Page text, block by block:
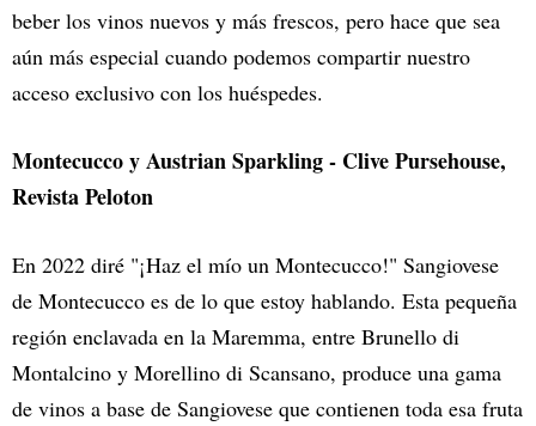
beber los vinos nuevos y más frescos, pero hace que sea
aún más especial cuando podemos compartir nuestro
acceso exclusivo con los huéspedes.
Montecucco y Austrian Sparkling - Clive Pursehouse,
Revista Peloton
En 2022 diré "¡Haz el mío un Montecucco!" Sangiovese
de Montecucco es de lo que estoy hablando. Esta pequeña
región enclavada en la Maremma, entre Brunello di
Montalcino y Morellino di Scansano, produce una gama
de vinos a base de Sangiovese que contienen toda esa fruta